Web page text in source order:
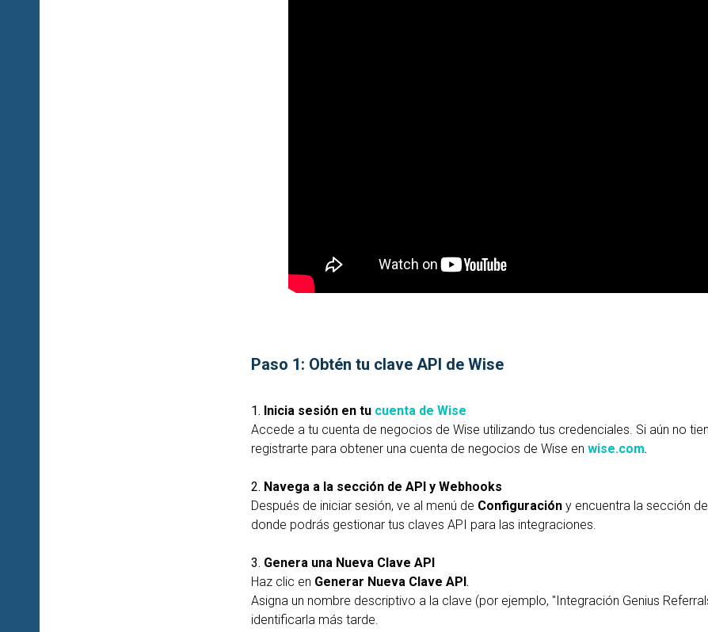
Paso 1: Obtén tu clave API de Wise
1. Inicia sesión en tu cuenta de Wise
Accede a tu cuenta de negocios de Wise utilizando tus credenciales. Si aún no
registrarte para obtener una cuenta de negocios de Wise en wise.com.
2. Navega a la sección de API y Webhooks
Después de iniciar sesión, ve al menú de Configuración y encuentra la sección
donde podrás gestionar tus claves API para las integraciones.
3. Genera una Nueva Clave API
Haz clic en Generar Nueva Clave API.
Asigna un nombre descriptivo a la clave (por ejemplo, "Integración Genius
identificarla más tarde.